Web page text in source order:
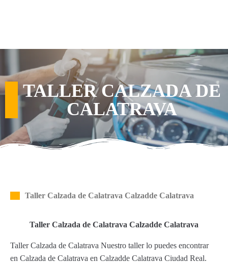
TALLER CALZADA DE
CALATRAVA
Taller Calzada de Calatrava Calzadde Calatrava
Taller Calzada de Calatrava Calzadde Calatrava
Taller Calzada de Calatrava Nuestro taller lo puedes encontrar
en Calzada de Calatrava en Calzadde Calatrava Ciudad Real.